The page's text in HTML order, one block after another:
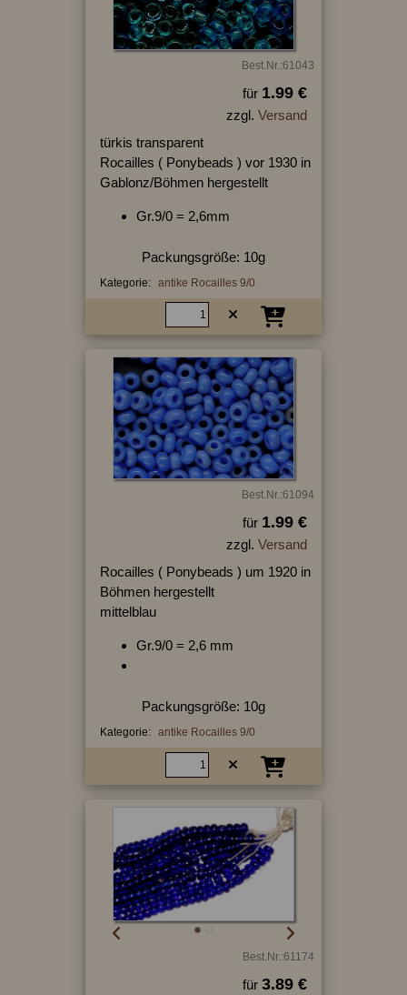
Best.Nr.:61043
für 1.99 €
zzgl. Versand
türkis transparent
Rocailles ( Ponybeads ) vor 1930 in
Gablonz/Böhmen hergestellt
Gr.9/0 = 2,6mm
Packungsgröße: 10g
Kategorie: antike Rocailles 9/0
Best.Nr.:61094
für 1.99 €
zzgl. Versand
Rocailles ( Ponybeads ) um 1920 in
Böhmen hergestellt
mittelblau
Gr.9/0 = 2,6 mm
Packungsgröße: 10g
Kategorie: antike Rocailles 9/0
Best.Nr.:61174
für 3.89 €